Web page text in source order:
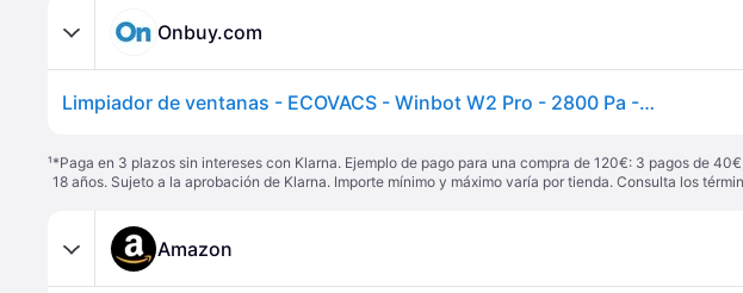
Onbuy.com
Limpiador de ventanas - ECOVACS - Winbot W2 Pro - 2800 Pa - 60 ml - 7 modos adaptativos
¹*Paga en 3 plazos sin intereses con Klarna. Ejemplo de pago para una compra de 120€: 3 pagos de
18 años. Sujeto a la aprobación de Klarna. Importe mínimo y máximo varía por tienda. Consulta los
Amazon